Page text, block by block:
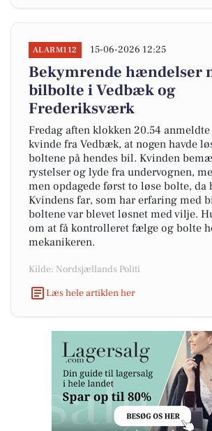
ALARM112 15-06-2026 12:25
Bekymrende hændelser
bilbolte i Vedbæk og
Frederiksværk
Fredag aften klokken 20.54
kvinde fra Vedbæk, at nogen havde
boltene på hendes bil. Kvinden
rystelser og lyde fra undervognen,
men opdagede først to løse bolte, da
Kvindens far, som har erfaring med
boltene var blevet løsnet med vilje.
om at få kontrolleret fælge og bolte
mekanikeren.
Kilde: Nordsjællands Politi
Læs hele artiklen her